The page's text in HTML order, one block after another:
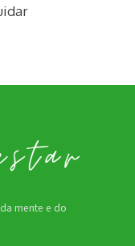
mente e do